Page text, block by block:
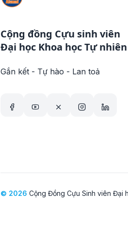
Cộng đồng Cựu sinh viên
Đại học Khoa học Tự nhiên
Gắn kết - Tự hào - Lan toả
© 2026 Cộng Đồng Cựu Sinh viên Đại